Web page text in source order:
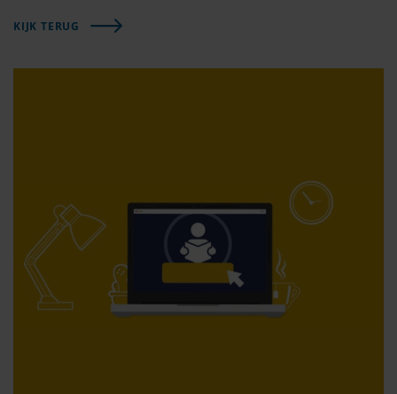
KIJK TERUG